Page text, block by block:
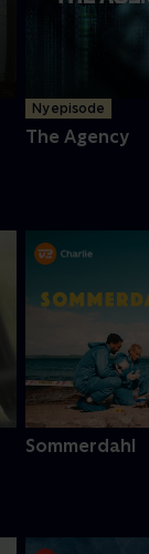
Ny episode
The Agency
Sommerdahl